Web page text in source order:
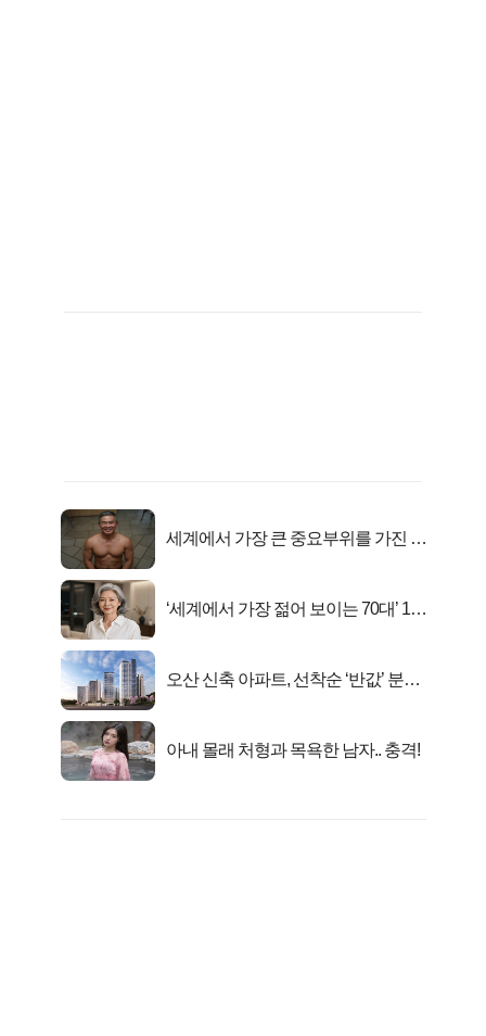
세계에서 가장 큰 중요부위를 가진 남
‘세계에서 가장 젊어 보이는 70대’ 1위
오산 신축 아파트, 선착순 ‘반값’ 분양
아내 몰래 처형과 목욕한 남자.. 충격!